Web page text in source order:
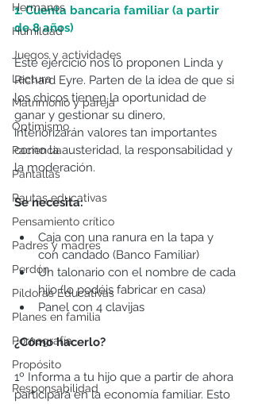
Hermanos
Humildad
Juegos y actividades
Lectura
Matrimonio y pareja
Optimismo
Paciencia
Pantallas
Pautas educativas
Pensamiento crítico
Padres y madres
Perdón
Píldoras Educativas
Planes en familia
Pornografía
Propósito
Responsabilidad
1. Cuenta bancaria familiar (a partir
de 8 años)
Este ejercicio nos lo proponen Linda y
Richard Eyre. Parten de la idea de que si
los chicos tienen la oportunidad de
ganar y gestionar su dinero,
interiorizarán valores tan importantes
como la austeridad, la responsabilidad y
la moderación.
Se necesita:
Caja con una ranura en la tapa y
con candado (Banco Familiar)
Un talonario con el nombre de cada
hijo (lo podéis fabricar en casa)
Panel con 4 clavijas
¿Cómo hacerlo?
1º Informa a tu hijo que a partir de ahora
participará en la economía familiar. Esto